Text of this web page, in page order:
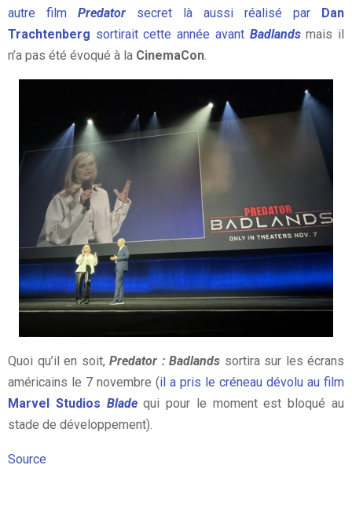
autre film Predator secret là aussi réalisé par Dan
Trachtenberg sortirait cette année avant Badlandsmais il
n’a pas été évoqué à la CinemaCon
Quoi qu’il en soit, Predator : Badlands sortira sur les écrans
américains le 7 novembre (il a pris le créneau dévolu au film
Marvel Studios Bladequi pour le moment est bloqué au
stade de développement).
Source